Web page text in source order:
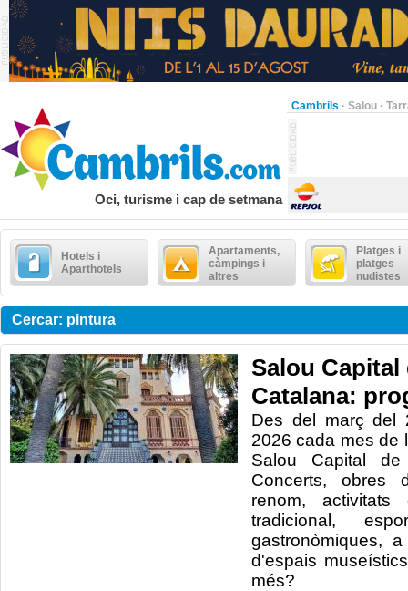
Cambrils · Salou ·
Oci, turisme i cap de setmana
Hotels i
Aparthotels
Apartaments,
càmpings i
altres
Platges i
platges
nudistes
Cercar: pintura
Salou
Catalana:
Des del març del
2026 cada mes de
Salou Capital
Concerts, obres
renom,
tradicional,
gastronòmiques,
d'espais
més?